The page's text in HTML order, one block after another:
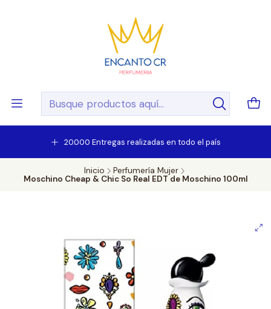
20.000 Entregas realizadas en todo el país
Inicio
Perfumería Mujer
Moschino Cheap & Chic So Real EDT de Moschino 100ml